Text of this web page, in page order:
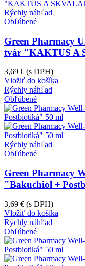
Rýchly náhľad
Obľúbené
Green Pharmacy
tvár "KAKTUS A
3,69 € (s DPH)
Vložiť do košíka
Rýchly náhľad
Obľúbené
Rýchly náhľad
Obľúbené
Green Pharmacy
"Bakuchiol +
3,69 € (s DPH)
Vložiť do košíka
Rýchly náhľad
Obľúbené